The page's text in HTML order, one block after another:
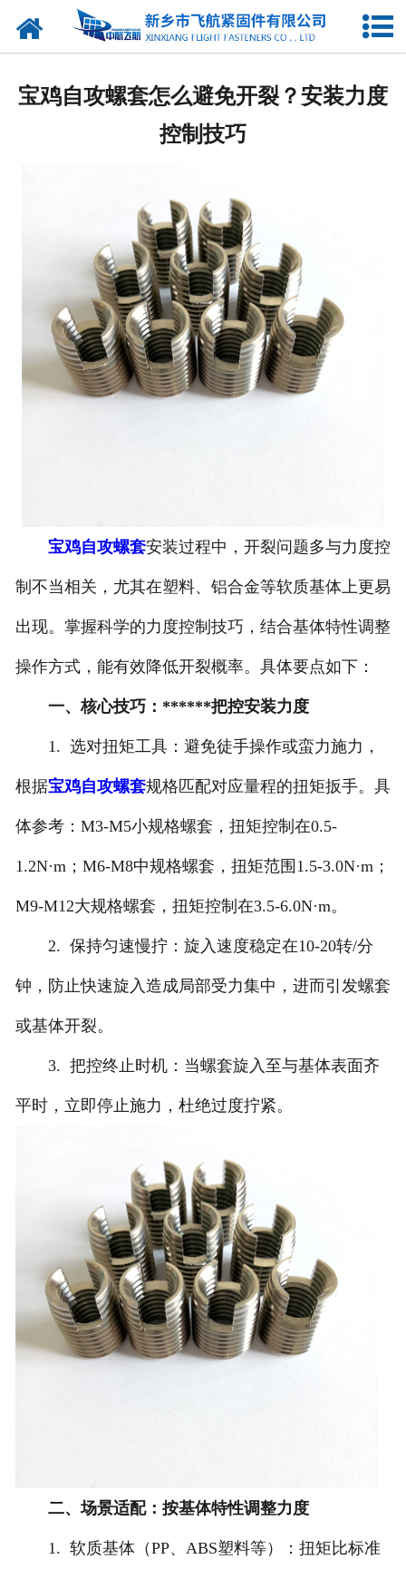
网站首页
联系我们
宝鸡自攻螺套怎么避免开裂？安装力度
控制技巧
宝鸡自攻螺套安装过程中，开裂问题多与力度控
制不当相关，尤其在塑料、铝合金等软质基体上更易
出现。掌握科学的力度控制技巧，结合基体特性调整
操作方式，能有效降低开裂概率。具体要点如下：
一、核心技巧：******把控安装力度
1. 选对扭矩工具：避免徒手操作或蛮力施力，
根据宝鸡自攻螺套规格匹配对应量程的扭矩扳手。具
体参考：M3-M5小规格螺套，扭矩控制在0.5-
1.2N·m；M6-M8中规格螺套，扭矩范围1.5-3.0N·m；
M9-M12大规格螺套，扭矩控制在3.5-6.0N·m。
2. 保持匀速慢拧：旋入速度稳定在10-20转/分
钟，防止快速旋入造成局部受力集中，进而引发螺套
或基体开裂。
3. 把控终止时机：当螺套旋入至与基体表面齐
平时，立即停止施力，杜绝过度拧紧。
二、场景适配：按基体特性调整力度
1. 软质基体（PP、ABS塑料等）：扭矩比标准